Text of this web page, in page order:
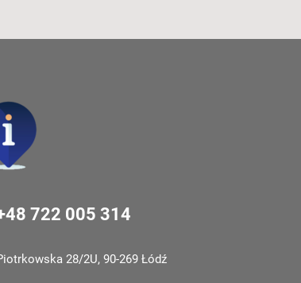
722 005 314
28/2U, 90-269 Łódź